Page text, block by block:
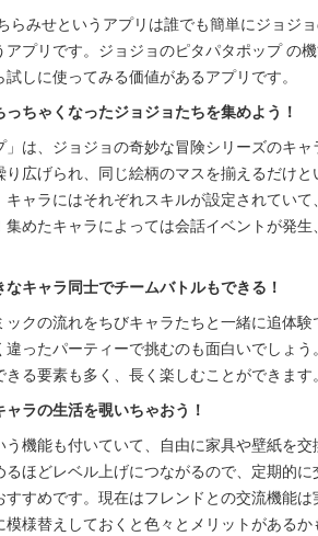
らみせというアプリは誰でも簡単にジョジ
プリです。ジョジョのピタパタポップ の
しに使ってみる価値があるアプリです。
ちゃくなったジョジョたちを集めよう！
」は、ジョジョの奇妙な冒険シリーズのキ
り広げられ、同じ絵柄のマスを揃えるだけ
キャラにはそれぞれスキルが設定されてい
めたキャラによっては会話イベントが発
キャラ同士でチームバトルもできる！
クの流れをちびキャラたちと一緒に追体
ったパーティーで挑むのも面白いでしょ
る要素も多く、長く楽しむことができます。
ラの生活を覗いちゃおう！
機能も付いていて、自由に家具や壁紙を
ほどレベル上げにつながるので、定期的
すめです。現在はフレンドとの交流機能
様替えしておくと色々とメリットがあるか